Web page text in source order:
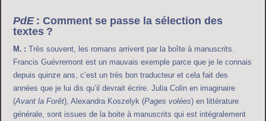
PdE : Comment se passe la sélection des
textes ?
M. :Très souvent, les romans arrivent par la boîte à manuscrits.
Francis Guévremont est un mauvais exemple parce que je le connais
depuis quinze ans, c’est un très bon traducteur et cela fait des
années que je lui dis qu’il devrait écrire. Julia Colin en imaginaire
(Avant la Forêt), Alexandra Koszelyk (Pages volées) en littérature
générale, sont issues de la boite à manuscrits qui est intégralement